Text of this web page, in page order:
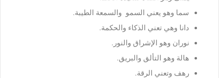
سما وهو يعني السمو والسمعة الطيبة.
دانا وهي تعني الذكاء والحكمة.
نوران وهو الإشراق والنور.
هالة وهو التألق والبريق.
رهف وتعني الرقة.